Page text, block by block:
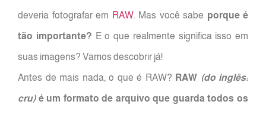
deveria fotografar em RAW. Mas você sabe porque é
tão importante? E o que realmente significa isso em
suas imagens? Vamos descobrir já!
Antes de mais nada, o que é RAW? RAW (do inglês:
cru)é um formato de arquivo que guarda todos os